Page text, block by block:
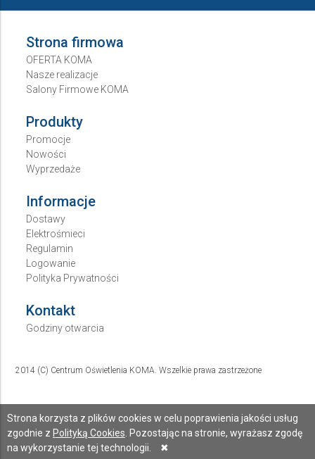
Strona korzysta z plików cookies w celu poprawienia jakości usług
zgodnie z Polityką Cookies . Pozostając na stronie, wyrażasz zgodę
na wykorzystanie tej technologii.
✖
Strona firmowa
OFERTA KOMA
Nasze realizacje
Salony Firmowe KOMA
Produkty
Promocje
Nowości
Wyprzedaże
Informacje
Dostawy
Elektrośmieci
Regulamin
Logowanie
Polityka Prywatności
Kontakt
Godziny otwarcia
2014 (C) Centrum Oświetlenia KOMA. Wszelkie prawa zastrzeżone